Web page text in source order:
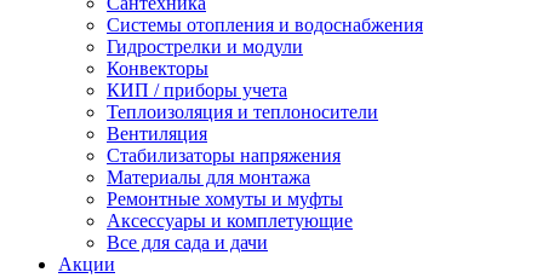
Системы отопления и водоснабжения
Гидрострелки и модули
Конвекторы
КИП / приборы учета
Теплоизоляция и теплоносители
Вентиляция
Стабилизаторы напряжения
Материалы для монтажа
Ремонтные хомуты и муфты
Аксессуары и комплетующие
Все для сада и дачи
Акции